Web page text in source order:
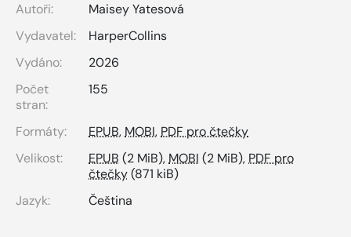
Autoři:
Maisey Yatesová
Vydavatel:
HarperCollins
Vydáno:
2026
Počet
stran:
155
Formáty: EPUB,MOBI,PDF pro čtečky
Velikost:
EPUB (2 MiB),MOBI (2 MiB),PDF pro
čtečky(871 kiB)
Jazyk:
Čeština